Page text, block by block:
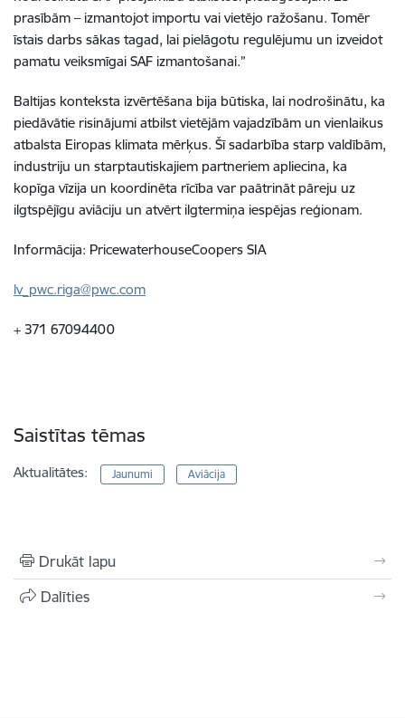
prasībām – izmantojot importu vai vietējo ražošanu. Tomēr
īstais darbs sākas tagad, lai pielāgotu regulējumu un izveidot
pamatu veiksmīgai SAF izmantošanai.”
Baltijas konteksta izvērtēšana bija būtiska, lai nodrošinātu, ka
piedāvātie risinājumi atbilst vietējām vajadzībām un vienlaikus
atbalsta Eiropas klimata mērķus. Šī sadarbība starp valdībām,
industriju un starptautiskajiem partneriem apliecina, ka
kopīga vīzija un koordinēta rīcība var paātrināt pāreju uz
ilgtspējīgu aviāciju un atvērt ilgtermiņa iespējas reģionam.
Informācija: PricewaterhouseCoopers SIA
lv_pwc.riga@pwc.com
+ 371 67094400
Saistītas tēmas
Aktualitātes: Jaunumi Aviācija
Drukāt lapu
Dalīties